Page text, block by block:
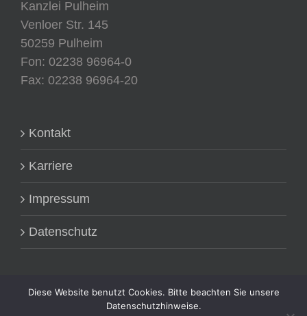
Kanzlei Pulheim
Venloer Str. 145
50259 Pulheim
Fon: 02238 96964-0
Fax: 02238 96964-20
Kontakt
Karriere
Impressum
Datenschutz
Mit Nutzung dieser Webseite stimme ich zu, dass diese
Diese Website benutzt Cookies. Bitte beachten Sie unsere
Datenschutzhinweise.